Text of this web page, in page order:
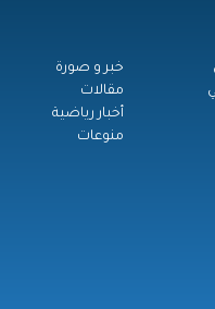
خبر و صورة
مقالات
أخبار رياضية
منوعات